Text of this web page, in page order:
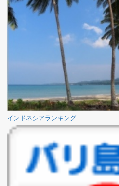
インドネシアランキング